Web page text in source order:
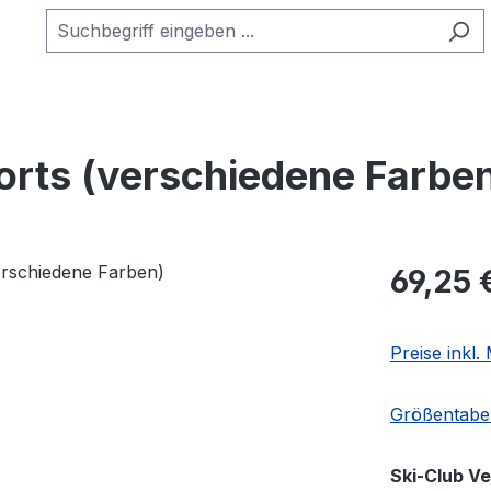
(verschiedene
Regulärer
69,25
Preise inkl.
Ski-Club